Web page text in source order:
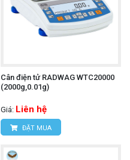
Cân điện tử RADWAG WTC20000
(2000g,0.01g)
Giá: Liên hệ
ĐẶT MUA